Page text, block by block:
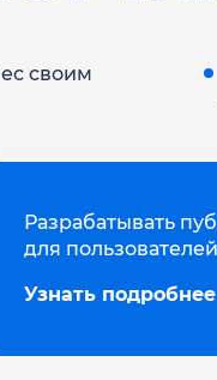
своим
Разрабатывать
для
Узнать подробнее